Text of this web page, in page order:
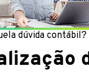
dúvida